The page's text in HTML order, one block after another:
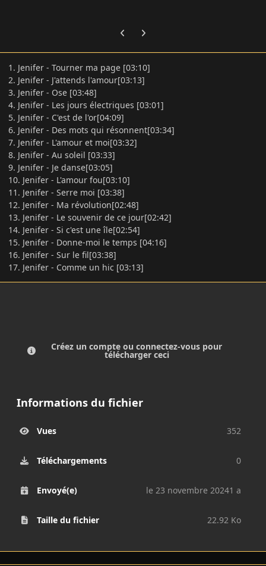
Previous carousel slide
Next carousel slide
1. Jenifer - Tourner ma page [03:10]
2. Jenifer - J'attends l'amour[03:13]
3. Jenifer - Ose [03:48]
4. Jenifer - Les jours électriques [03:01]
5. Jenifer - C'est de l'or[04:09]
6. Jenifer - Des mots qui résonnent[03:34]
7. Jenifer - L'amour et moi[03:32]
8. Jenifer - Au soleil [03:33]
9. Jenifer - Je danse[03:05]
10. Jenifer - L'amour fou[03:10]
11. Jenifer - Serre moi [03:38]
12. Jenifer - Ma révolution[02:48]
13. Jenifer - Le souvenir de ce jour[02:42]
14. Jenifer - Si c'est une île[02:54]
15. Jenifer - Donne-moi le temps [04:16]
16. Jenifer - Sur le fil[03:38]
17. Jenifer - Comme un hic [03:13]
Créez un compte ou connectez-vous pour
télécharger ceci
Informations du fichier
Vues 352
Téléchargements 0
Envoyé(e) le 23 novembre 20241 a
Taille du fichier 22.92 Ko